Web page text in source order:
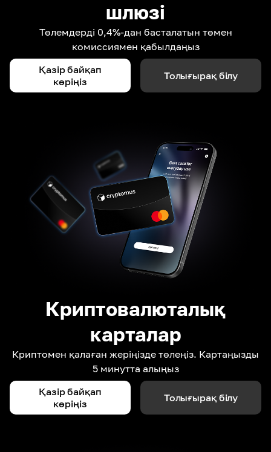
шлюзі
Төлемдерді 0,4%-дан басталатын төмен
комиссиямен қабылдаңыз
Қазір байқап
көріңіз
Толығырақ білу
Криптовалюталық
карталар
Криптомен қалаған жеріңізде төлеңіз. Картаңызды
5 минутта алыңыз
Қазір байқап
көріңіз
Толығырақ білу